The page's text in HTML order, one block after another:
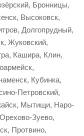
Бронницы,
Высоковск,
Долгопрудный,
Жуковский,
Кашира, Клин,
Кубинка,
Петровский,
Мытищи, Наро-
Зуево,
Протвино,